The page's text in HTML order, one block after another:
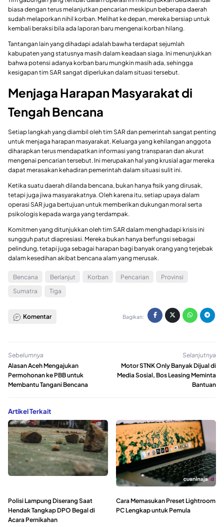
biasa dengan terus melanjutkan pencarian meskipun beberapa daerah
sudah melaporkan nihil korban. Melihat ke depan, mereka bersiap untuk
kembali beraksi bila ada laporan baru mengenai korban hilang.
Tantangan lain yang dihadapi adalah bawha terdapat sejumlah
kabupaten yang statusnya masih dalam keadaan siaga. Ini menunjukkan
bahwa potensi adanya korban baru mungkin masih ada, sehingga
kesigapan tim SAR sangat diperlukan dalam situasi tersebut.
Menjaga Harapan Masyarakat di
Tengah Bencana
Setiap langkah yang diambil oleh tim SAR dan pemerintah sangat penting
untuk menjaga harapan masyarakat. Keluarga yang kehilangan anggota
diharapkan terus mendapatkan informasi yang transparan dan akurat
mengenai pencarian tersebut. Ini merupakan hal yang krusial agar mereka
dapat merasakan kehadiran pemerintah dalam situasi sulit ini.
Ketika suatu daerah dilanda bencana, bukan hanya fisik yang dirusak,
tetapi juga jiwa masyarakatnya. Oleh karena itu, setiap upaya dalam
operasi SAR juga bertujuan untuk memberikan dukungan moral serta
psikologis kepada warga yang terdampak.
Komitmen yang ditunjukkan oleh tim SAR dalam menghadapi krisis ini
sungguh patut diapresiasi. Mereka bukan hanya berfungsi sebagai
pelindung, tetapi juga sebagai harapan bagi banyak orang yang terjebak
dalam kesedihan akibat bencana alam yang merusak.
Bencana Berlanjut Korban Pencarian
Provinsi
Sumatra
Tiga
Komentar Bagikan:
Sebelumnya
Alasan Aceh Mengajukan
Permohonan ke PBB untuk
Membantu Tangani Bencana
Selanjutnya
Motor STNK Only Banyak Dijual di
Media Sosial, Bos Leasing Meminta
Bantuan
Artikel Terkait
Polisi Lampung Diserang Saat
Hendak Tangkap DPO Begal di
Acara Pernikahan
Cara Memasukan Preset Lightroom
PC Lengkap untuk Pemula